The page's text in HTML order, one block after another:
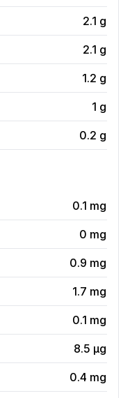
2.1 g
2.1 g
1.2 g
1 g
0.2 g
0.1 mg
0 mg
0.9 mg
1.7 mg
0.1 mg
8.5 µg
0.4 mg